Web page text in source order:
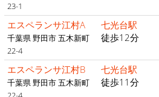
23-1
エスペランサ江村A
千葉県 野田市 五木新町
22-4
七光台駅
徒歩12分
エスペランサ江村B
千葉県 野田市 五木新町
七光台駅
徒歩11分